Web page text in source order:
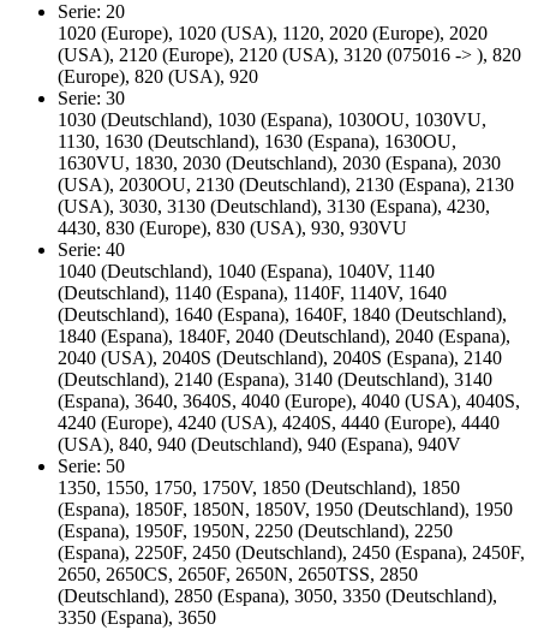
Serie: 20
1020 (Europe), 1020 (USA), 1120, 2020 (Europe), 2020
(USA), 2120 (Europe), 2120 (USA), 3120 (075016 -> ), 820
(Europe), 820 (USA), 920
Serie: 30
1030 (Deutschland), 1030 (Espana), 1030OU, 1030VU,
1130, 1630 (Deutschland), 1630 (Espana), 1630OU,
1630VU, 1830, 2030 (Deutschland), 2030 (Espana), 2030
(USA), 2030OU, 2130 (Deutschland), 2130 (Espana), 2130
(USA), 3030, 3130 (Deutschland), 3130 (Espana), 4230,
4430, 830 (Europe), 830 (USA), 930, 930VU
Serie: 40
1040 (Deutschland), 1040 (Espana), 1040V, 1140
(Deutschland), 1140 (Espana), 1140F, 1140V, 1640
(Deutschland), 1640 (Espana), 1640F, 1840 (Deutschland),
1840 (Espana), 1840F, 2040 (Deutschland), 2040 (Espana),
2040 (USA), 2040S (Deutschland), 2040S (Espana), 2140
(Deutschland), 2140 (Espana), 3140 (Deutschland), 3140
(Espana), 3640, 3640S, 4040 (Europe), 4040 (USA), 4040S,
4240 (Europe), 4240 (USA), 4240S, 4440 (Europe), 4440
(USA), 840, 940 (Deutschland), 940 (Espana), 940V
Serie: 50
1350, 1550, 1750, 1750V, 1850 (Deutschland), 1850
(Espana), 1850F, 1850N, 1850V, 1950 (Deutschland), 1950
(Espana), 1950F, 1950N, 2250 (Deutschland), 2250
(Espana), 2250F, 2450 (Deutschland), 2450 (Espana), 2450F,
2650, 2650CS, 2650F, 2650N, 2650TSS, 2850
(Deutschland), 2850 (Espana), 3050, 3350 (Deutschland),
3350 (Espana), 3650